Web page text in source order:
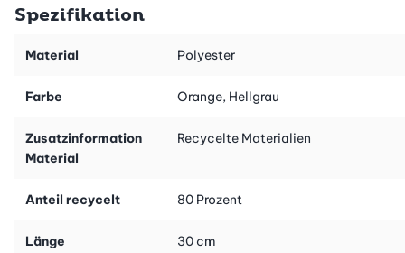
Strahlend saubere Ergebnisse, dank hochwertiger
Mikrofaser
Unsere Reinigungstücher aus der Renew Collection sind aus
Fingerabdrücke auf Glasflächen bekämpft. Egal ob Fenster,
als glasklare Reinheit, ohne chemische Rückstände oder
unschöne Schlieren.
Spezifikation
Material Polyester
Farbe Orange, Hellgrau
Zusatzinformation
Material
Recycelte Materialien
Anteil recycelt 80 Prozent
Länge 30 cm